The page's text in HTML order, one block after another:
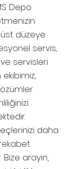
Depo
düzeye
servis,
servisleri
ekibimiz,
daha
arayın,